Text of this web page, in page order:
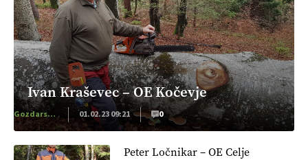
Ivan Kraševec – OE Kočevje
Gozdarstvo 01.02.23 09:21 0
Peter Ločnikar – OE Celje